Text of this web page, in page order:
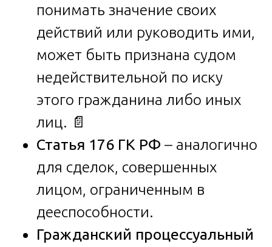
понимать значение своих
действий или руководить ими,
может быть признана судом
недействительной по иску
этого гражданина либо иных
лиц. 📄
Статья 176 ГК РФ – аналогично
для сделок, совершенных
лицом, ограниченным в
дееспособности.
Гражданский процессуальный